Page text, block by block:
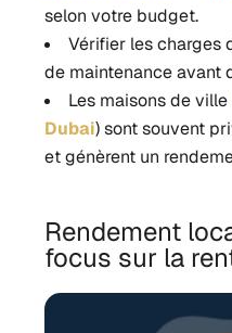
selon votre budget.
Vérifier les charges
de maintenance avant
Les maisons de ville
Dubai) sont souvent
et génèrent un
Rendement
focus sur la